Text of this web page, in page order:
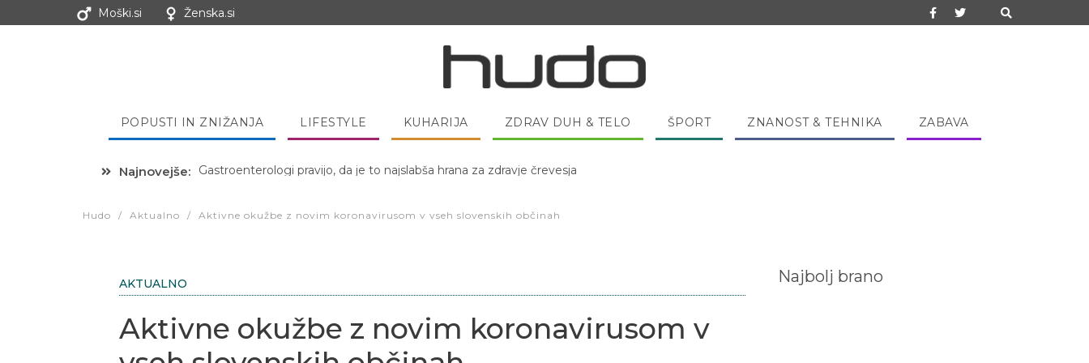
Moški.si Ženska.si
POPUSTI IN ZNIŽANJA LIFESTYLE KUHARIJA ZDRAV DUH & TELO ŠPORT ZNANOST & TEHNIKA ZABAVA
Najnovejše: Hibernacijska dieta: Zakaj je pred spanjem dobro pojesti žlico medu?
Hudo / Aktualno / Aktivne okužbe z novim koronavirusom v vseh slovenskih občinah
AKTUALNO
Aktivne okužbe z novim koronavirusom v
Najbolj brano